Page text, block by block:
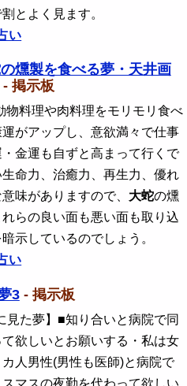
とよく見ます。
い
燻製を食べる夢・天井画
掲示板
物料理や肉料理をモリモリ食べ
がアップし、意欲満々で仕事
金運も自ずと高まって行くで
命力、治癒力、再生力、優れ
味がありますので、 大蛇の燻
らの良い面も悪い面も取り込
示しているのでしょう。
い
3- 掲示板
見た夢】■知り合いと病院で同
欲しいとお願いする・私は女
人男性(男性も医師)と病院で
マスの夜勤を代わって欲しい